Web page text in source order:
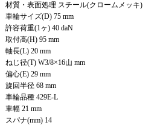
材質・表面処理 スチール(クロームメッキ)
車輪サイズ(D) 75 mm
許容荷重(1ヶ) 40 daN
取付高(H) 95 mm
軸長(L) 20 mm
ねじ径(T) W3/8×16山 mm
偏心(E) 29 mm
旋回半径 68 mm
車輪品種 429E-L
車幅 21 mm
スパナ(mm) 14